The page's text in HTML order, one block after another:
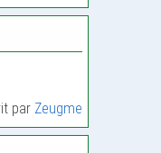
par Zeugme